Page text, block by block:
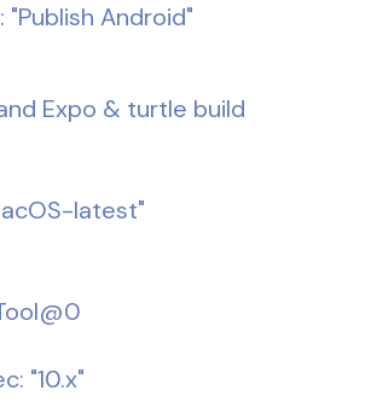
"Publish Android"
Expo & turtle build
latest"
"10.x"